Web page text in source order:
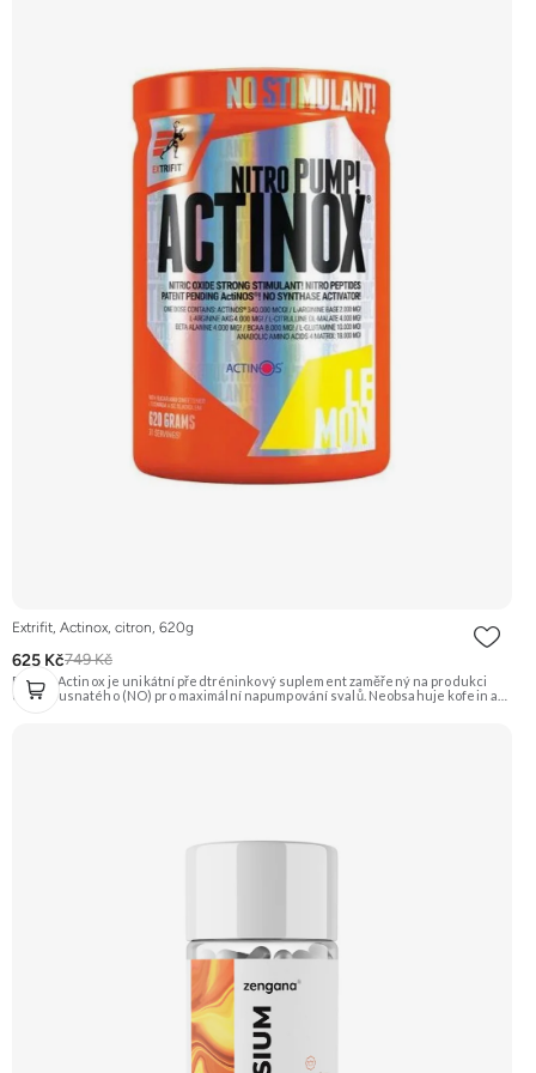
Extrifit, Actinox, citron, 620g
625 Kč749 Kč
Extrifit Actinox je unikátní předtréninkový suplement zaměřený na produkci
oxidu dusnatého (NO) pro maximální napumpování svalů. Neobsahuje kofein ani